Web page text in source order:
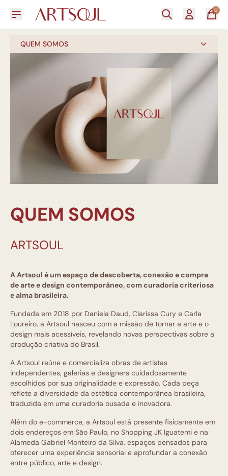
0
QUEM SOMOS
QUEM SOMOS
ARTSOUL
A Artsoul é um espaço de descoberta, conexão e compra
de arte e design contemporâneo, com curadoria criteriosa
e alma brasileira.
Fundada em 2018 por Daniela Daud, Clarissa Cury e Carla
Loureiro, a Artsoul nasceu com a missão de tornar a arte e o
design mais acessíveis, revelando novas perspectivas sobre a
produção criativa do Brasil.
A Artsoul reúne e comercializa obras de artistas
independentes, galerias e designers cuidadosamente
escolhidos por sua originalidade e expressão. Cada peça
reflete a diversidade da estética contemporânea brasileira,
traduzida em uma curadoria ousada e inovadora.
Além do e-commerce, a Artsoul está presente fisicamente em
dois endereços em São Paulo, no Shopping JK Iguatemi e na
Alameda Gabriel Monteiro da Silva, espaços pensados para
oferecer uma experiência sensorial e aprofundar a conexão
entre público, arte e design.